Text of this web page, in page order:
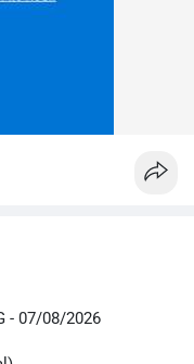
- 07/08/2026